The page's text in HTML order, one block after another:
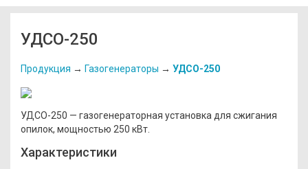
УДСО-250
Продукция → Газогенераторы → УДСО-250
УДСО-250 — газогенераторная установка для сжигания
опилок, мощностью 250 кВт.
Характеристики